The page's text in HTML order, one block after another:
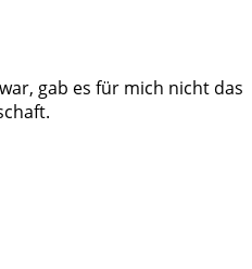
gab es für mich nicht das